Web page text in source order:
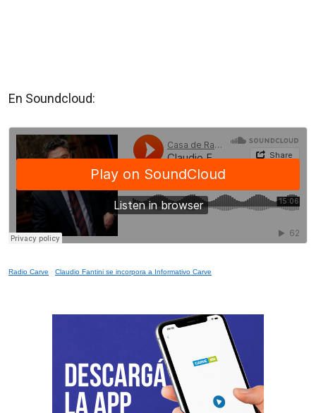
En Soundcloud:
Radio Carve · Claudio Fantini se incorpora a Informativo Carve